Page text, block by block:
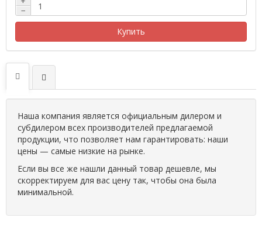
−
Купить
Наша компания является официальным дилером и
субдилером всех производителей предлагаемой
продукции, что позволяет нам гарантировать: наши
цены — самые низкие на рынке.
Если вы все же нашли данный товар дешевле, мы
скорректируем для вас цену так, чтобы она была
минимальной.